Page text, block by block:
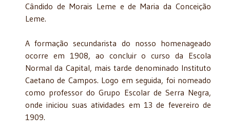
Cândido de Morais Leme e de Maria da Conceição
Leme.
A formação secundarista do nosso homenageado
ocorre em 1908, ao concluir o curso da Escola
Normal da Capital, mais tarde denominado Instituto
Caetano de Campos. Logo em seguida, foi nomeado
como professor do Grupo Escolar de Serra Negra,
onde iniciou suas atividades em 13 de fevereiro de
1909.